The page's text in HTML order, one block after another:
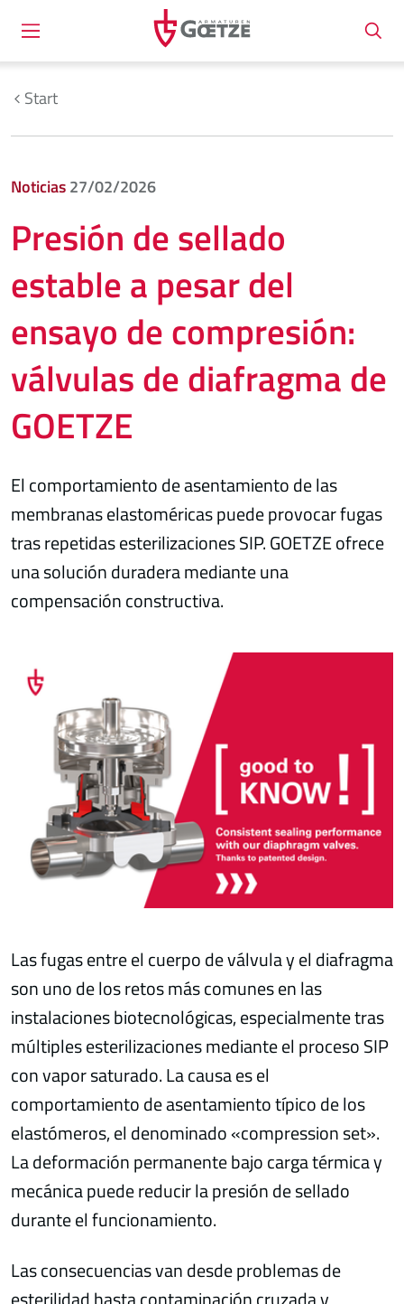
Start
Noticias27/02/2026
Presión de sellado
estable a pesar del
ensayo de compresión:
válvulas de diafragma de
GOETZE
El comportamiento de asentamiento de las
membranas elastoméricas puede provocar fugas
tras repetidas esterilizaciones SIP. GOETZE ofrece
una solución duradera mediante una
compensación constructiva.
Las fugas entre el cuerpo de válvula y el diafragma
son uno de los retos más comunes en las
instalaciones biotecnológicas, especialmente tras
múltiples esterilizaciones mediante el proceso SIP
con vapor saturado. La causa es el
comportamiento de asentamiento típico de los
elastómeros, el denominado «compression set».
La deformación permanente bajo carga térmica y
mecánica puede reducir la presión de sellado
durante el funcionamiento.
Las consecuencias van desde problemas de